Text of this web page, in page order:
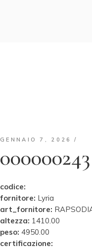
GENNAIO 7, 2026
000000243
codice:
fornitore: Lyria
art_fornitore:
altezza: 1410.00
peso: 4950.00
certificazione: